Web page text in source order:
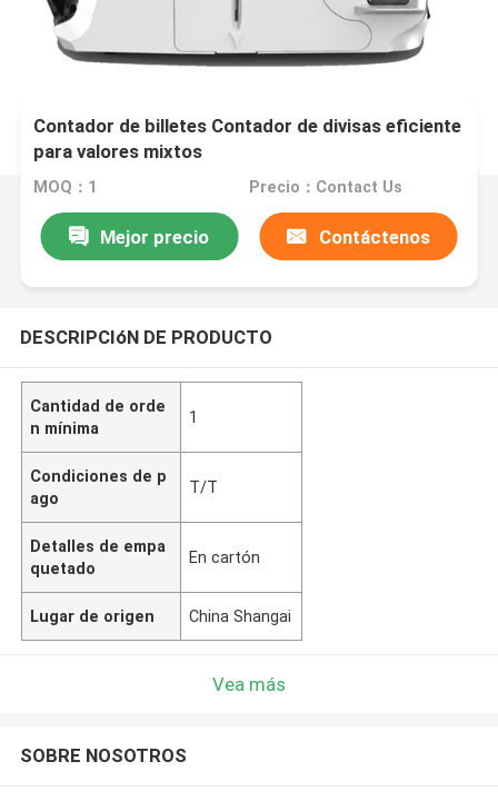
Contador de billetes Contador de divisas eficiente
para valores mixtos
MOQ：1 Precio：Contact Us
Mejor precio Contáctenos
DESCRIPCIóN DE PRODUCTO
Cantidad de orde
n mínima
1
Condiciones de p
ago
T/T
Detalles de empa
quetado
En cartón
Lugar de origen China Shangai
Vea más
SOBRE NOSOTROS